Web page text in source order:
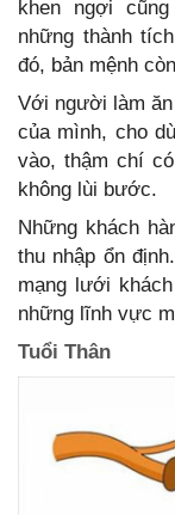
khen ngợi
những thành
đó, bản mệnh
Với người làm
của mình, cho
vào, thậm chí
không lùi bước.
Những khách
thu nhập ổn
mạng lưới
những lĩnh vực
Tuổi Thân